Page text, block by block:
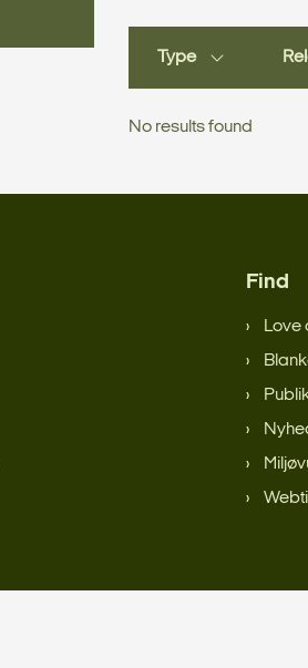
Type
No results found
Find
Love